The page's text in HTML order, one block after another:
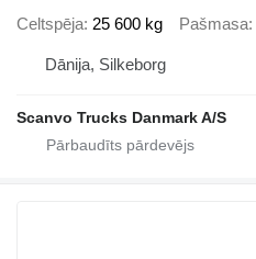
Celtspēja 25 600 kg Pašmasa
Dānija, Silkeborg
Scanvo Trucks Danmark A/S